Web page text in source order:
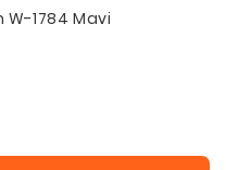
1784 Mavi